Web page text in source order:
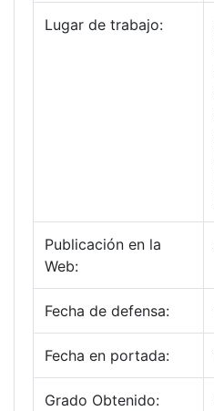
Lugar de trabajo:
Publicación en la
Web:
Fecha de defensa:
Fecha en portada:
Grado Obtenido: